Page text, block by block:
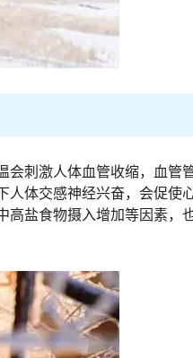
会刺激人体血管收缩，血管
人体交感神经兴奋，会促使
高盐食物摄入增加等因素，